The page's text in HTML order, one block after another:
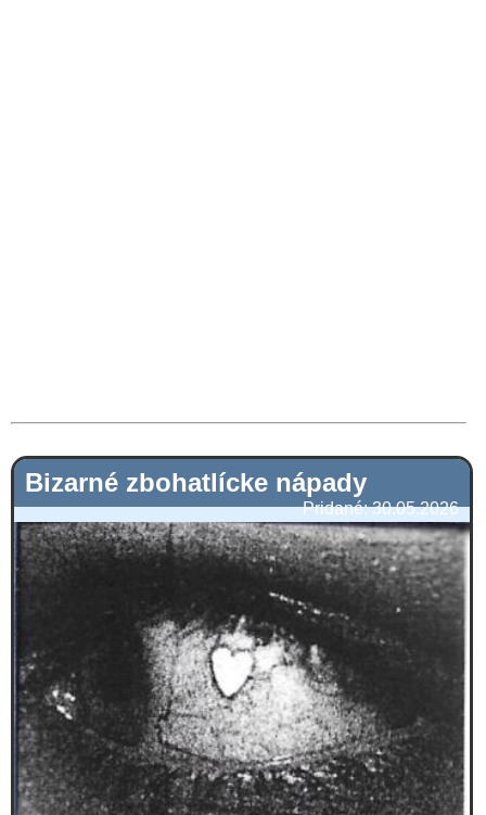
Bizarné zbohatlícke nápady
Pridané: 30.05.2026